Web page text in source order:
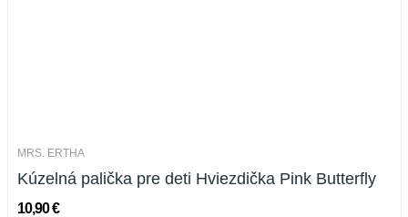
MRS. ERTHA
Kúzelná palička pre deti Hviezdička Pink Butterfly
10,90 €